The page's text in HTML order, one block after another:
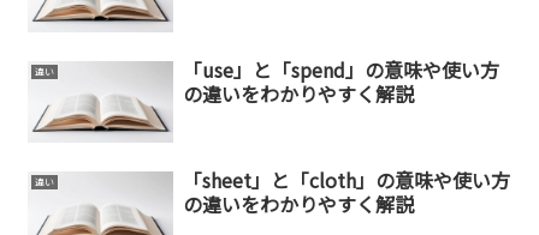
違い
「use」と「spend」の意味や使い方
の違いをわかりやすく解説
違い
「sheet」と「cloth」の意味や使い方
の違いをわかりやすく解説